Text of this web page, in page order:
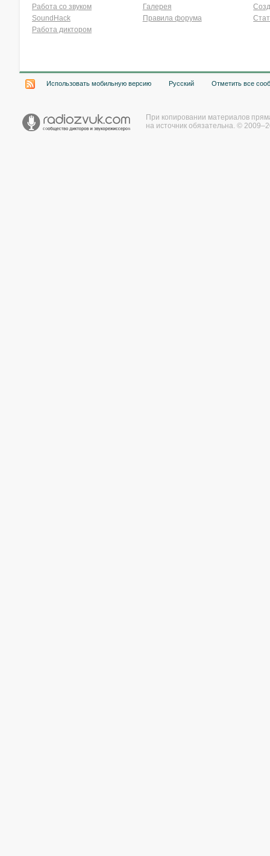
Работа со звуком
SoundHack
Работа диктором
Галерея
Правила форума
Использовать мобильную версию Русский Отметить все
При копировании материалов
на источник обязательна. ©